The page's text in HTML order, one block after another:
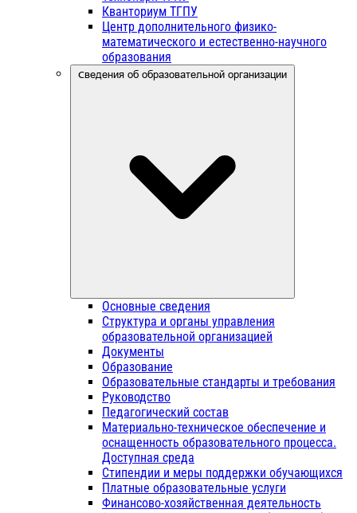
Кванториум ТГПУ
Центр дополнительного физико-
математического и естественно-научного
образования
Сведения об образовательной организации
Основные сведения
Структура и органы управления
образовательной организацией
Документы
Образование
Образовательные стандарты и требования
Руководство
Педагогический состав
Материально-техническое обеспечение и
оснащенность образовательного процесса.
Доступная среда
Стипендии и меры поддержки обучающихся
Платные образовательные услуги
Финансово-хозяйственная деятельность